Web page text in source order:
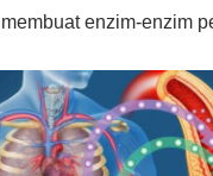
enzim-enzim